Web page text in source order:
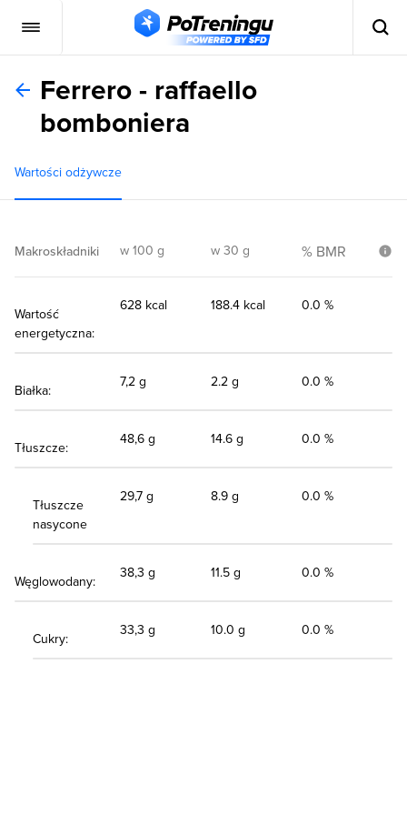
Ferrero - raffaello
bomboniera
Wartości odżywcze
Makroskładniki w 100 g w 30 g % BMR
Wartość
energetyczna:
628 kcal 188.4 kcal 0.0 %
Białka:
7,2 g 2.2 g 0.0 %
Tłuszcze:
48,6 g 14.6 g 0.0 %
Tłuszcze
nasycone
29,7 g 8.9 g 0.0 %
Węglowodany:
38,3 g 11.5 g 0.0 %
Cukry:
33,3 g 10.0 g 0.0 %